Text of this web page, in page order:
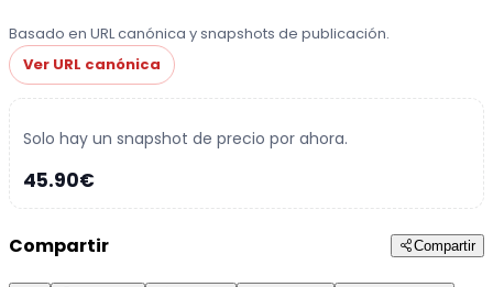
Basado en URL canónica y snapshots de publicación.
Ver URL canónica
Solo hay un snapshot de precio por ahora.
45.90€
Compartir Compartir